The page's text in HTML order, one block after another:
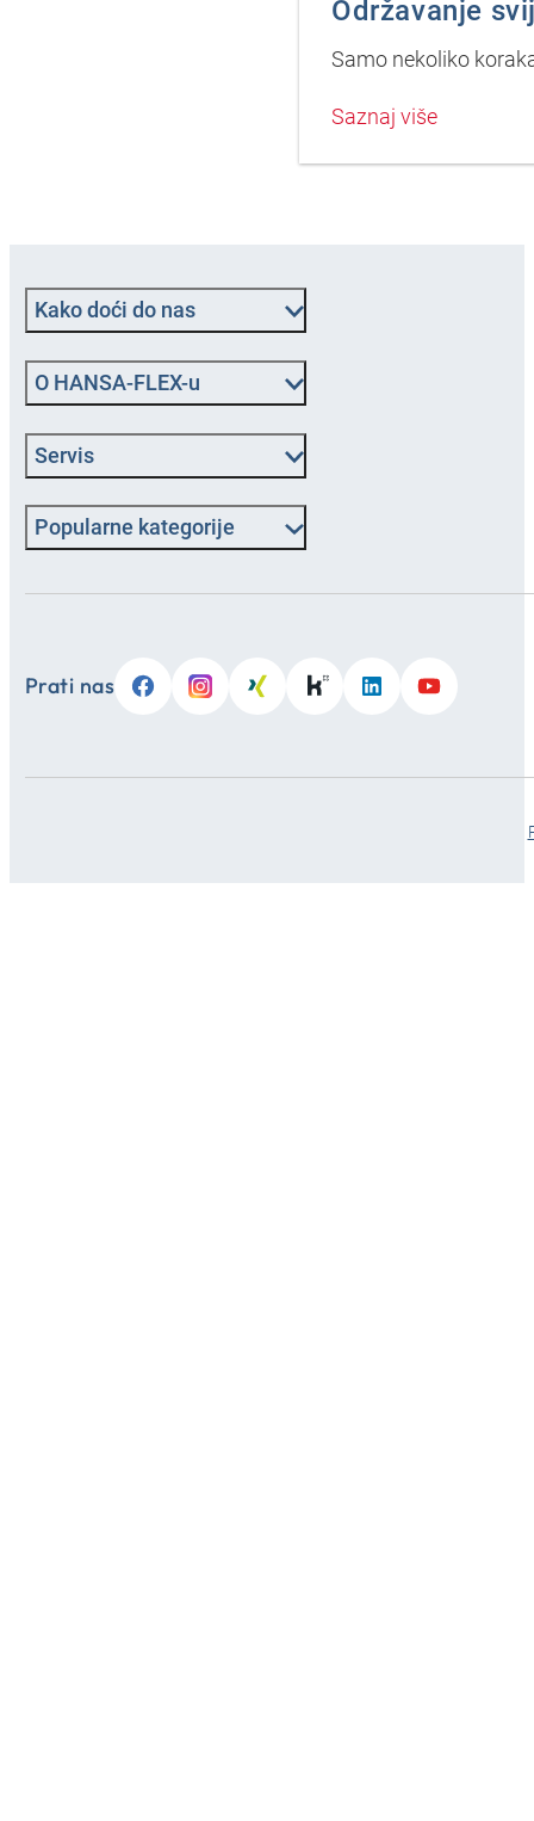
Održavanje
Samo nekoliko
Saznaj više
Kako doći do nas
O HANSA‑FLEX-u
Servis
Popularne kategorije
Prati nas